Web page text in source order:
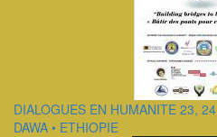
DIALOGUES EN HUMANITE 23,
DAWA • ETHIOPIE